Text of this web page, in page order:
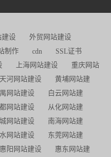
建设
外贸网站建设
制作 cdn
SSL证书
上海网站建设
重庆网站
天河网站建设
黄埔网站建
网站建设
白云网站建
网站建设
从化网站建
网站建设
南海网站建
网站建设
东莞网站建
惠阳网站建设
惠东网站建